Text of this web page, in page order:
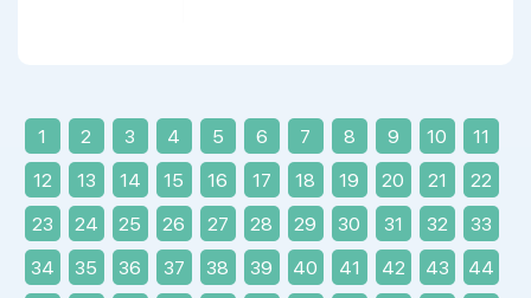
1 2 3 4 5 6 7 8 9 10
11
12
13 14 15 16 17 18 19 20 21
22
23
24 25 26 27 28 29 30 31 32
33
34
35 36 37 38 39 40 41 42 43
44